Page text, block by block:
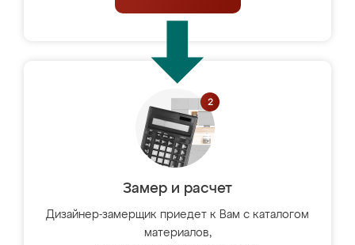
Замер и расчет
Дизайнер-замерщик приедет к Вам с каталогом
материалов,